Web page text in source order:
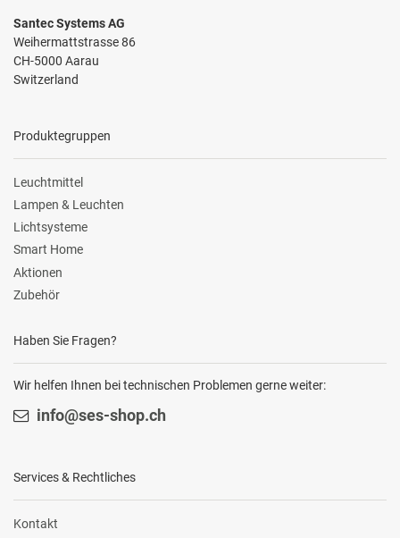
Santec Systems AG
Weihermattstrasse 86
CH-5000 Aarau
Switzerland
Produktegruppen
Leuchtmittel
Lampen & Leuchten
Lichtsysteme
Smart Home
Aktionen
Zubehör
Haben Sie Fragen?
Wir helfen Ihnen bei technischen Problemen gerne weiter:
info@ses-shop.ch
Services & Rechtliches
Kontakt